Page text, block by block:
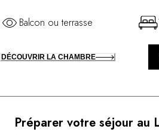
Préparer votre séjour au
Balcon ou terrasse
DÉCOUVRIR LA CHAMBRE